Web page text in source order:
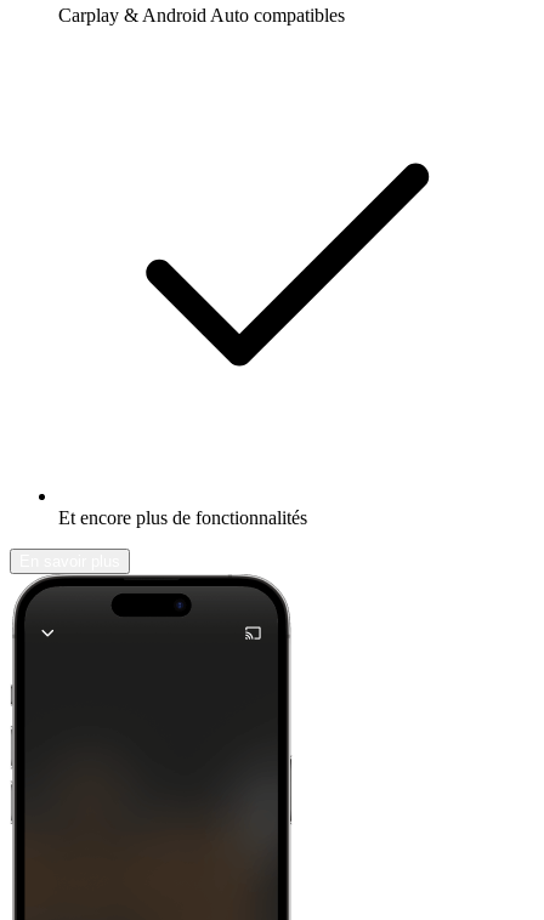
Carplay & Android Auto compatibles
Et encore plus de fonctionnalités